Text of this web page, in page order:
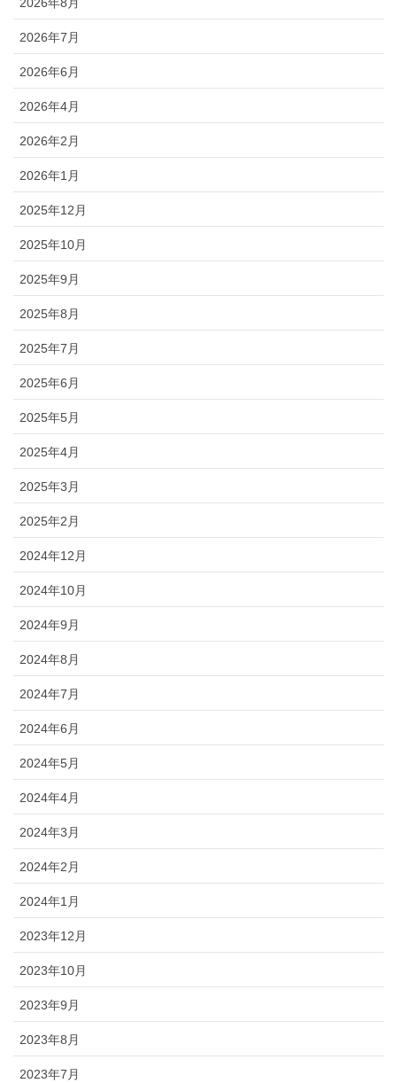
2026年7月
2026年6月
2026年4月
2026年2月
2026年1月
2025年12月
2025年10月
2025年9月
2025年8月
2025年7月
2025年6月
2025年5月
2025年4月
2025年3月
2025年2月
2024年12月
2024年10月
2024年9月
2024年8月
2024年7月
2024年6月
2024年5月
2024年4月
2024年3月
2024年2月
2024年1月
2023年12月
2023年10月
2023年9月
2023年8月
2023年7月